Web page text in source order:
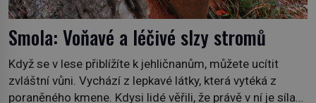
Smola: Voňavé a léčivé slzy stromů
Když se v lese přiblížíte k jehličnanům, můžete ucítit
zvláštní vůni. Vychází z lepkavé látky, která vytéká z
poraněného kmene. Kdysi lidé věřili, že právě v ní je síla